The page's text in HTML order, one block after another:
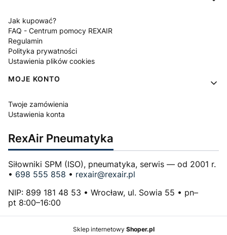
Jak kupować?
FAQ - Centrum pomocy REXAIR
Regulamin
Polityka prywatności
Ustawienia plików cookies
MOJE KONTO
Twoje zamówienia
Ustawienia konta
RexAir Pneumatyka
Siłowniki SPM (ISO), pneumatyka, serwis — od 2001 r.
• 698 555 858 • rexair@rexair.pl
NIP: 899 181 48 53 • Wrocław, ul. Sowia 55 • pn–
pt 8:00–16:00
Sklep internetowy Shoper.pl